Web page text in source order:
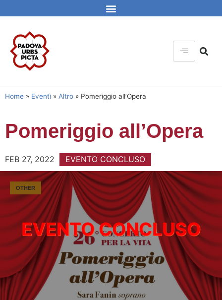
Home » Eventi » Altro » Pomeriggio all’Opera
Pomeriggio all’Opera
FEB 27, 2022 EVENTO CONCLUSO
OTHER